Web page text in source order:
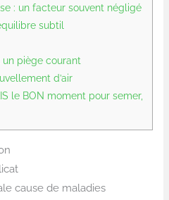
: un facteur souvent négligé
subtil
un piège courant
d’air
le BON moment pour semer,
cause de maladies